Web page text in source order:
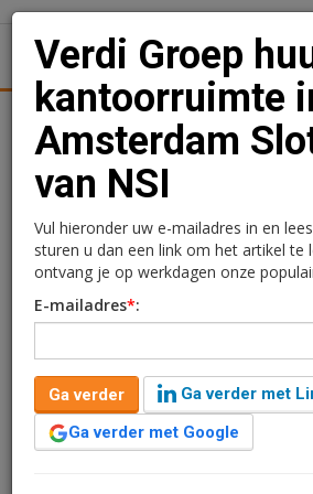
Juridisch | Fiscaal Transacties
Verdi Groep huurt
kantoorruimte in
Amsterdam
NSI
Redactie
21 mei 2026 om 16:09
2 maanden geleden aangepast
NSI heeft een huurovereenkomst
Verdi Groep
kantoorruimte
Amsterdam
van NSI
Vul hieronder uw e-mailadres in en
sturen u dan een link om het artikel te
ontvang je op werkdagen onze
E-mailadres*:
Ga verder
Ga verder met
Ga verder met Google